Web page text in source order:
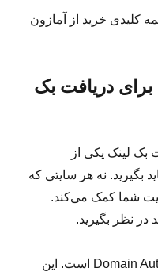
برای دریافت بک
بک لینک یکی از
بگیرید. نه هر سایتی که
شما کمک می‌کند.
در نظر بگیرید.
اولین معیار، اعتبار دامنه یا Domain Authority است. این